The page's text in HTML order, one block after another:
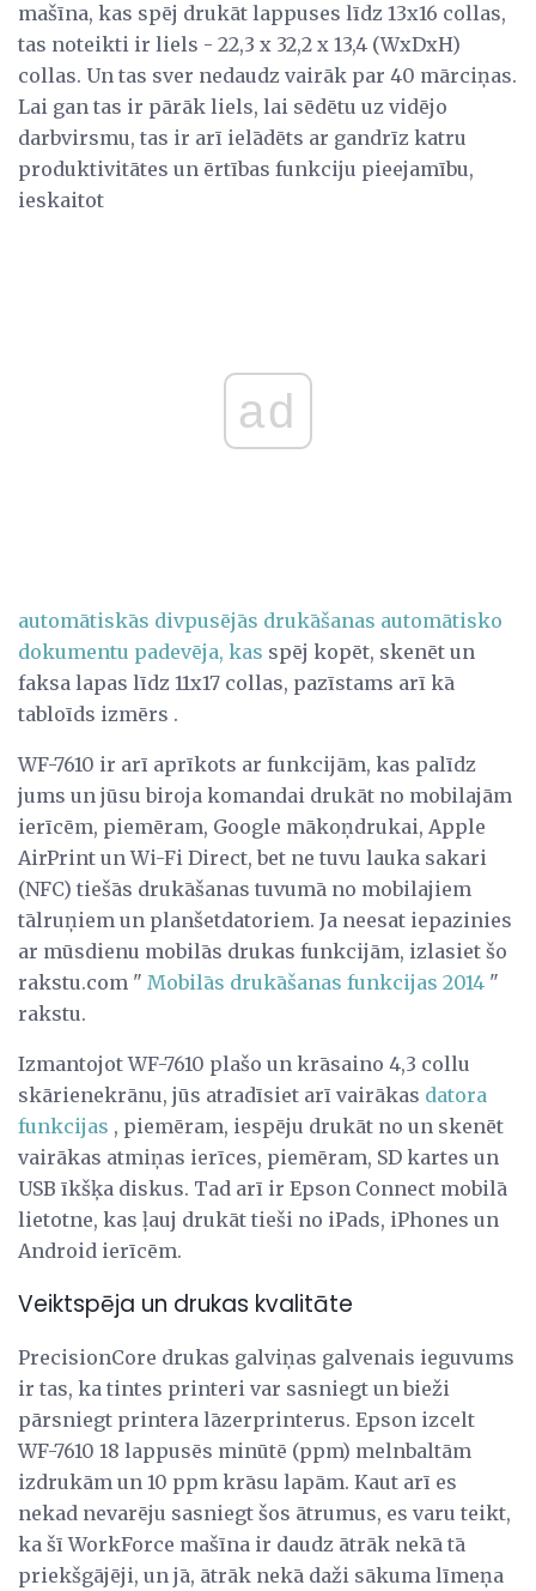
mašīna, kas spēj drukāt lappuses līdz 13x16 collas,
tas noteikti ir liels - 22,3 x 32,2 x 13,4 (WxDxH)
collas. Un tas sver nedaudz vairāk par 40 mārciņas.
Lai gan tas ir pārāk liels, lai sēdētu uz vidējo
darbvirsmu, tas ir arī ielādēts ar gandrīz katru
produktivitātes un ērtības funkciju pieejamību,
ieskaitot
ad
automātiskās divpusējās drukāšanas automātisko
dokumentu padevēja, kas spēj kopēt, skenēt un
faksa lapas līdz 11x17 collas, pazīstams arī kā
tabloīds izmērs .
WF-7610 ir arī aprīkots ar funkcijām, kas palīdz
jums un jūsu biroja komandai drukāt no mobilajām
ierīcēm, piemēram, Google mākoņdrukai, Apple
AirPrint un Wi-Fi Direct, bet ne tuvu lauka sakari
(NFC) tiešās drukāšanas tuvumā no mobilajiem
tālruņiem un planšetdatoriem. Ja neesat iepazinies
ar mūsdienu mobilās drukas funkcijām, izlasiet šo
rakstu.com " Mobilās drukāšanas funkcijas 2014 "
rakstu.
Izmantojot WF-7610 plašo un krāsaino 4,3 collu
skārienekrānu, jūs atradīsiet arī vairākas datora
funkcijas , piemēram, iespēju drukāt no un skenēt
vairākas atmiņas ierīces, piemēram, SD kartes un
USB īkšķa diskus. Tad arī ir Epson Connect mobilā
lietotne, kas ļauj drukāt tieši no iPads, iPhones un
Android ierīcēm.
Veiktspēja un drukas kvalitāte
PrecisionCore drukas galviņas galvenais ieguvums
ir tas, ka tintes printeri var sasniegt un bieži
pārsniegt printera lāzerprinterus. Epson izcelt
WF-7610 18 lappusēs minūtē (ppm) melnbaltām
izdrukām un 10 ppm krāsu lapām. Kaut arī es
nekad nevarēju sasniegt šos ātrumus, es varu teikt,
ka šī WorkForce mašīna ir daudz ātrāk nekā tā
priekšgājēji, un jā, ātrāk nekā daži sākuma līmeņa